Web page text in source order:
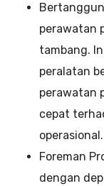
perawatan
tambang.
peralatan
perawatan
cepat
operasional.
Foreman
dengan